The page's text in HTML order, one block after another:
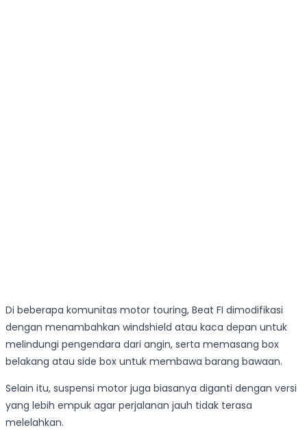
Di beberapa komunitas motor touring, Beat FI dimodifikasi
dengan menambahkan windshield atau kaca depan untuk
melindungi pengendara dari angin, serta memasang box
belakang atau side box untuk membawa barang bawaan.
Selain itu, suspensi motor juga biasanya diganti dengan versi
yang lebih empuk agar perjalanan jauh tidak terasa
melelahkan.